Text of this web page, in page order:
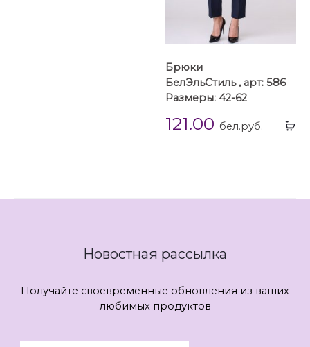
Брюки
БелЭльСтиль , арт: 586
Размеры: 42-62
121.00 бел.руб.
Новостная рассылка
Получайте своевременные обновления из ваших
любимых продуктов